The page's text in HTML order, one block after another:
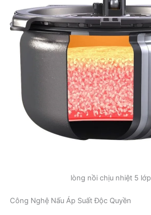
lòng nồi chịu nhiệt 5 lớp
Công Nghệ Nấu Áp Suất Độc Quyền